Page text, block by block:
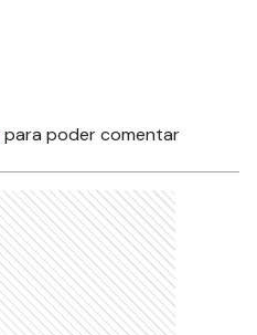
para poder comentar